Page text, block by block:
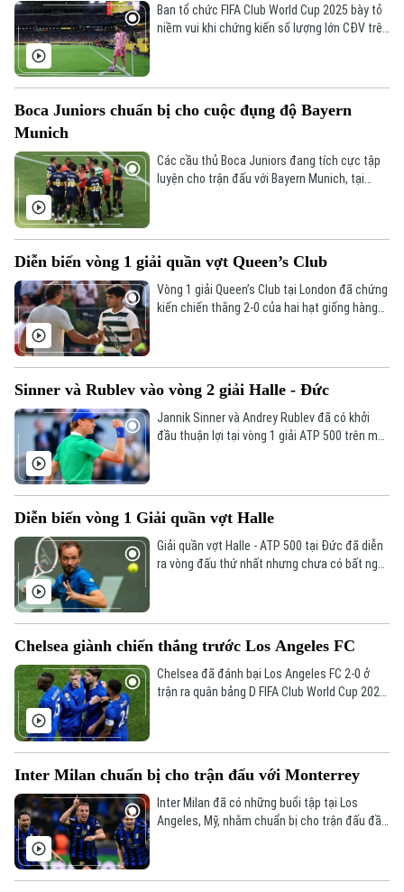
Liên hệ đường dây nóng (bấm để gọi)
Tòa soạn
0865.116.699 (hotline)
Tòa soạn
Bản quyền thuộc về Cơ quan Báo và Phát thanh Truyền hình Hà Nội Giấy
phép số: Số 63/GP-TTDT, cấp ngày 10/05/2023
Ban tổ chức FIFA Club World Cup 2025 bày tỏ
niềm vui khi chứng kiến số lượng lớn CĐV trên
Boca Juniors chuẩn bị cho cuộc đụng độ Bayern
Munich
Các cầu thủ Boca Juniors đang tích cực tập
luyện cho trận đấu với Bayern Munich, tại
Diễn biến vòng 1 giải quần vợt Queen’s Club
Vòng 1 giải Queen’s Club tại London đã chứng
kiến chiến thắng 2-0 của hai hạt giống hàng
Sinner và Rublev vào vòng 2 giải Halle - Đức
Jannik Sinner và Andrey Rublev đã có khởi
đầu thuận lợi tại vòng 1 giải ATP 500 trên mặt
Diễn biến vòng 1 Giải quần vợt Halle
Giải quần vợt Halle - ATP 500 tại Đức đã diễn
ra vòng đấu thứ nhất nhưng chưa có bất ngờ
Chelsea giành chiến thắng trước Los Angeles FC
Chelsea đã đánh bại Los Angeles FC 2-0 ở
trận ra quân bảng D FIFA Club World Cup 2025,
Inter Milan chuẩn bị cho trận đấu với Monterrey
Inter Milan đã có những buổi tập tại Los
Angeles, Mỹ, nhằm chuẩn bị cho trận đấu đầu